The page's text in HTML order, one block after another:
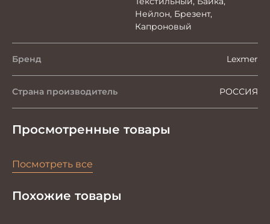
Нейлон, Брезент,
Капроновый
Бренд Lexmer
Страна производитель РОССИЯ
Просмотренные товары
Посмотреть все
Похожие товары